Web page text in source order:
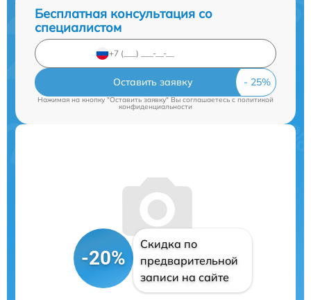
Бесплатная консультация со
специалистом
Оставить заявку
Нажимая на кнопку "Оставить заявку" Вы соглашаетесь cполитикой
конфиденциальности
-20%
Скидка по
предварительной
записи на сайте